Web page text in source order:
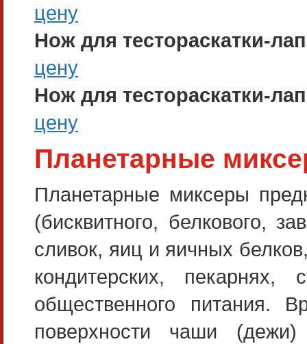
цену
Нож для тестораскатки-
цену
Нож для тестораскатки-
цену
Планетарные
Планетарные миксеры
(бисквитного, белкового,
сливок, яиц и яичных
кондитерских, пекарнях,
общественного питания.
поверхности чаши (дежи)